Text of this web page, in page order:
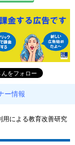
ー情報
用による教育改善研究